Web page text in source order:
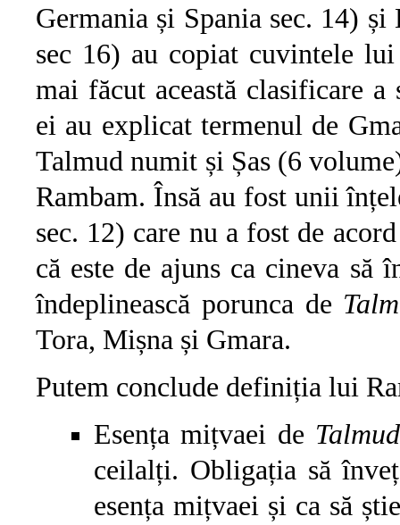
Germania și Spania sec. 14)
sec 16) au copiat cuvintele
mai făcut această clasificare
ei au explicat termenul de
Talmud numit și Șas (6
Rambam. Însă au fost unii
sec. 12) care nu a fost de
că este de ajuns ca cineva să
îndeplinească porunca de
Tora, Mișna și Gmara.
Putem conclude definiția lui
Esența mițvaei de
ceilalți. Obligația să
esența mițvaei și ca să